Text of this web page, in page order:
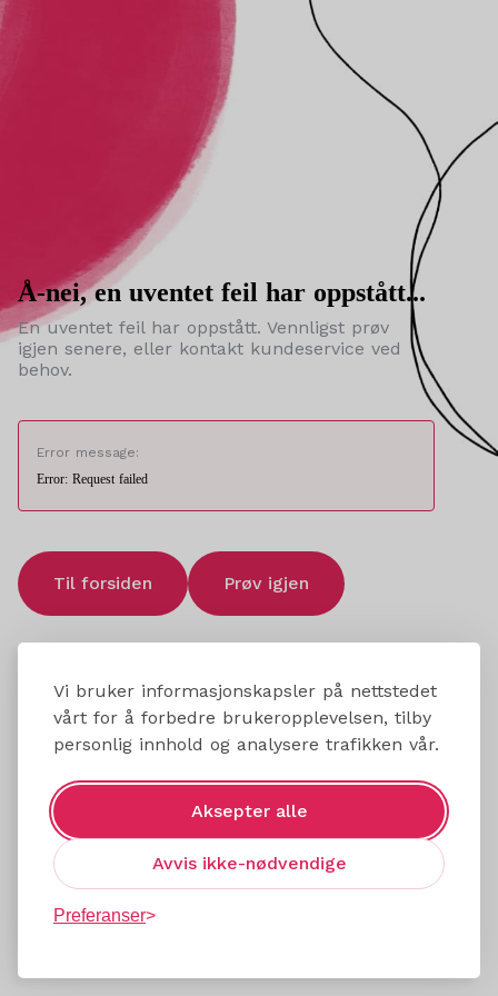
Vi bruker informasjonskapsler på nettstedet
vårt for å forbedre brukeropplevelsen, tilby
personlig innhold og analysere trafikken vår.
Aksepter alle
Avvis ikke-nødvendige
Preferanser
Å-nei, en uventet feil har oppstått...
En uventet feil har oppstått. Vennligst prøv
igjen senere, eller kontakt kundeservice ved
behov.
Error message:
Error: Request failed
Til forsiden Prøv igjen